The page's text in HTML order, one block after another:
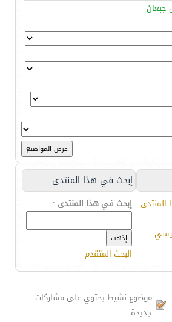
جبعان
إبحث في هذا المنتدى
إبحث في هذا المنتدى :
البحث المتقدم
موضوع نشيط يحتوي على مشاركات
جديدة